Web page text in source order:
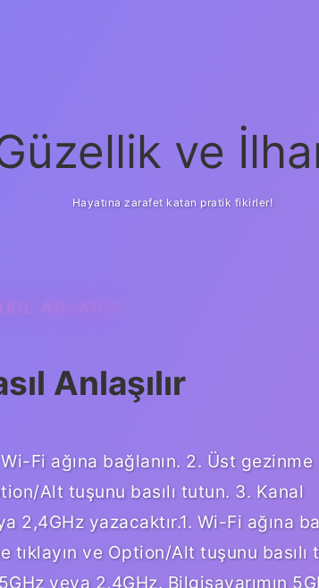
ve
Hayatına zarafet katan pratik fikirler!
ANLARIZ
Anlaşılır
Fi ağına bağlanın. 2. Üst gezinme
Alt tuşunu basılı tutun. 3. Kanal
yazacaktır.1. Wi-Fi ağına
ve Option/Alt tuşunu basılı
veya 2,4GHz. Bilgisayarımın